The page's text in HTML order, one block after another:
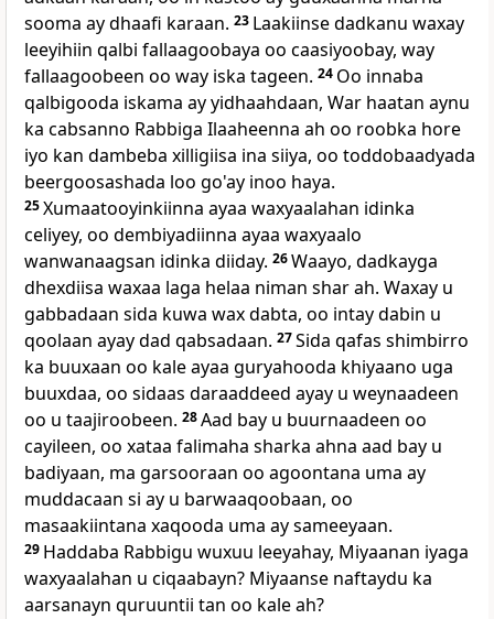
sooma ay dhaafi karaan. 23 Laakiinse dadkanu waxay
leeyihiin qalbi fallaagoobaya oo caasiyoobay, way
fallaagoobeen oo way iska tageen. 24 Oo innaba
qalbigooda iskama ay yidhaahdaan, War haatan aynu
ka cabsanno Rabbiga Ilaaheenna ah oo roobka hore
iyo kan dambeba xilligiisa ina siiya, oo toddobaadyada
beergoosashada loo go'ay inoo haya.
25Xumaatooyinkiinna ayaa waxyaalahan idinka
celiyey, oo dembiyadiinna ayaa waxyaalo
wanwanaagsan idinka diiday. 26Waayo, dadkayga
dhexdiisa waxaa laga helaa niman shar ah. Waxay u
gabbadaan sida kuwa wax dabta, oo intay dabin u
qoolaan ayay dad qabsadaan. 27Sida qafas shimbirro
ka buuxaan oo kale ayaa guryahooda khiyaano uga
buuxdaa, oo sidaas daraaddeed ayay u weynaadeen
oo u taajiroobeen. 28Aad bay u buurnaadeen oo
cayileen, oo xataa falimaha sharka ahna aad bay u
badiyaan, ma garsooraan oo agoontana uma ay
muddacaan si ay u barwaaqoobaan, oo
masaakiintana xaqooda uma ay sameeyaan.
29 Haddaba Rabbigu wuxuu leeyahay, Miyaanan iyaga
waxyaalahan u ciqaabayn? Miyaanse naftaydu ka
aarsanayn quruuntii tan oo kale ah?